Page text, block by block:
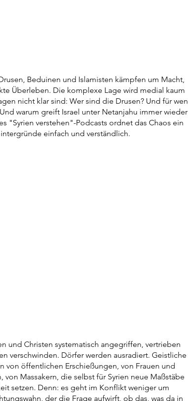
Beduinen und Islamisten kämpfen um Macht,
Überleben. Die komplexe Lage wird medial kaum
nicht klar sind: Wer sind die Drusen? Und für wen
warum greift Israel unter Netanjahu immer wieder
"Syrien verstehen"-Podcasts ordnet das Chaos ein
einfach und verständlich.
und Christen systematisch angegriffen, vertrieben
verschwinden. Dörfer werden ausradiert. Geistliche
von öffentlichen Erschießungen, von Frauen und
Massakern, die selbst für Syrien neue Maßstäbe
setzen. Denn: es geht im Konflikt weniger um
der die Frage aufwirft, ob das, was da in